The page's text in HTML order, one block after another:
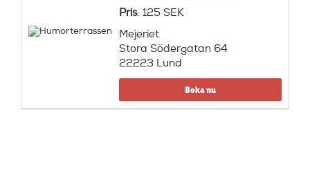
Pris: 125 SEK
Mejeriet
Stora Södergatan 64
22223 Lund
Boka nu